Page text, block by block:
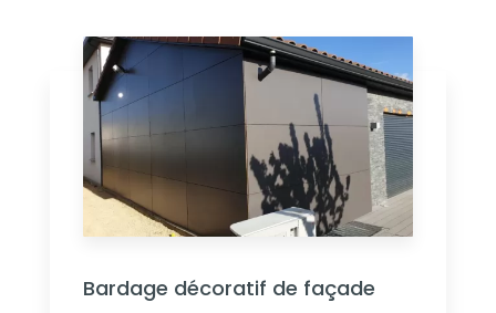
Bardage décoratif de façade